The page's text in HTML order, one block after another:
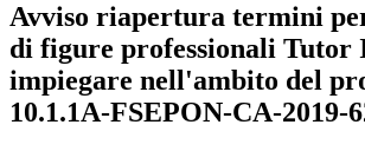
Avviso riapertura termini
di figure professionali Tutor
impiegare nell'ambito del
10.1.1A-FSEPON-CA-2019-